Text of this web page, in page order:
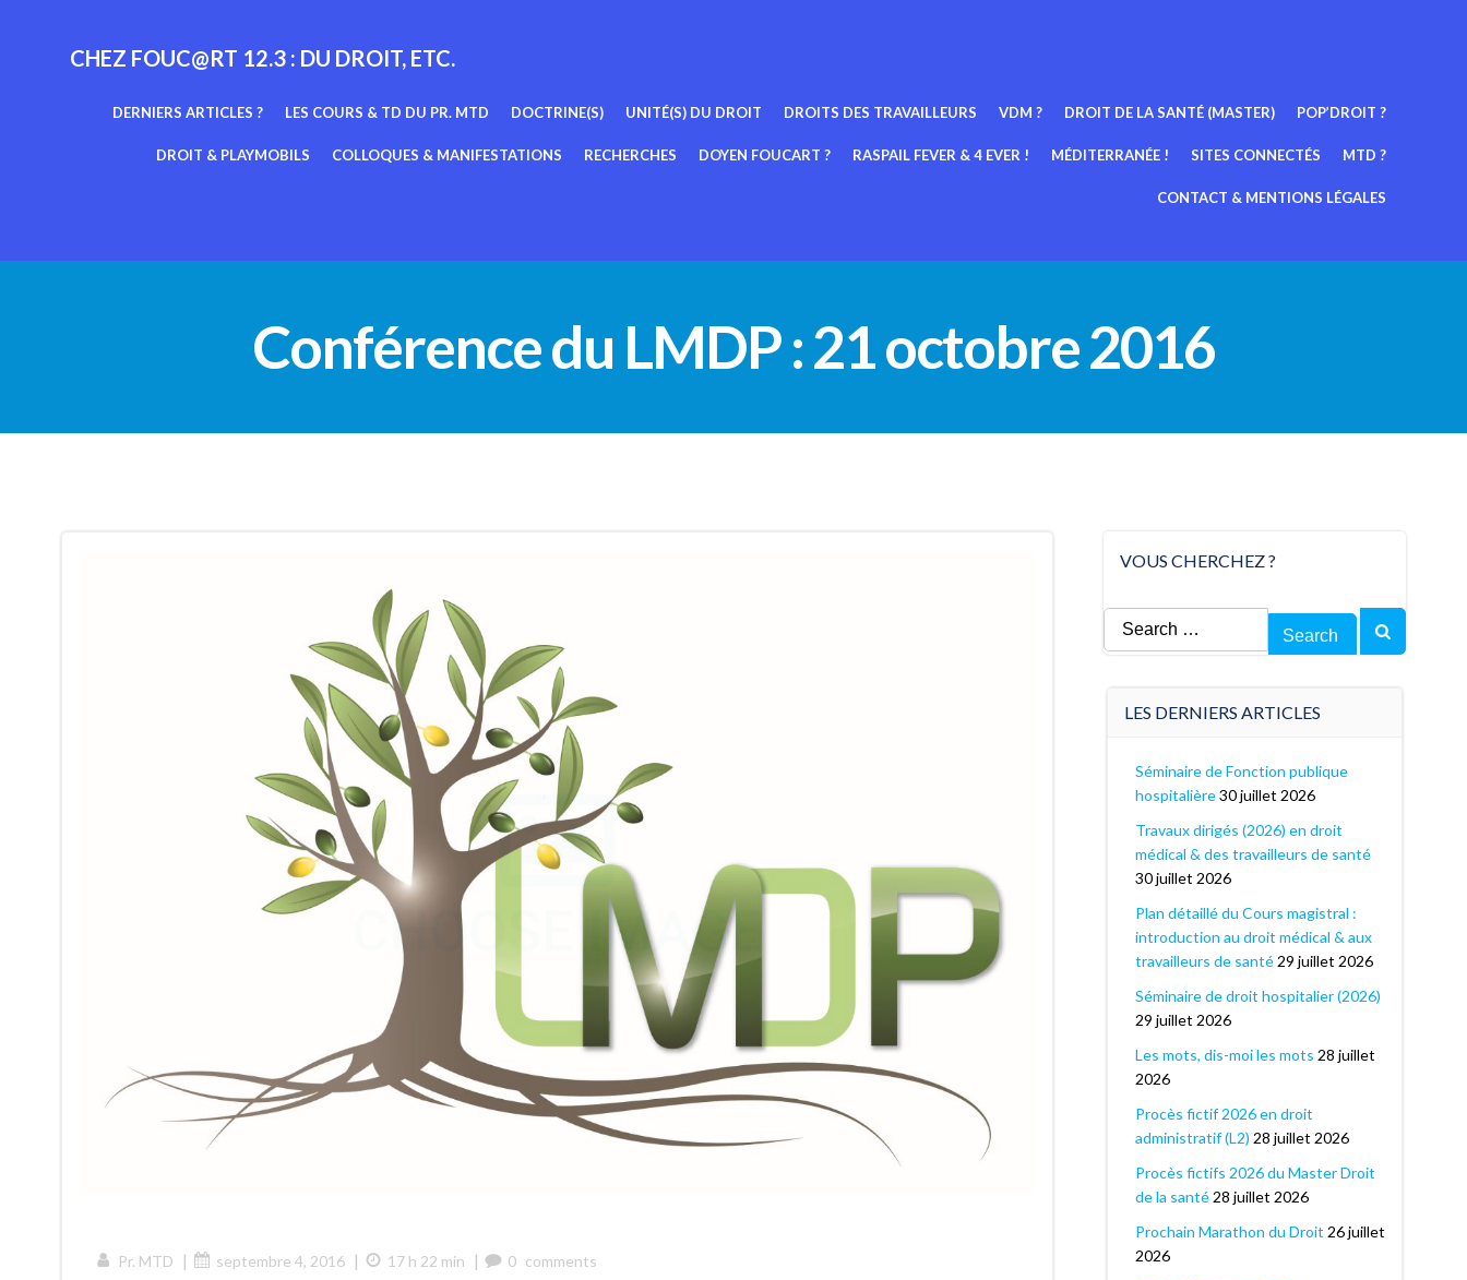
CHEZ FOUC@RT 12.3 : DU DROIT, ETC.
DERNIERS ARTICLES ? LES COURS & TD DU PR. MTD DOCTRINE(S) UNITÉ(S) DU DROIT DROITS DES TRAVAILLEURS VDM ? DROIT DE LA SANTÉ (MASTER) POP’DROIT ?
DROIT & PLAYMOBILS COLLOQUES & MANIFESTATIONS RECHERCHES DOYEN FOUCART ? RASPAIL FEVER & 4 EVER ! MÉDITERRANÉE ! SITES CONNECTÉS MTD ?
CONTACT & MENTIONS LÉGALES
Conférence du LMDP : 21 octobre 2016
Pr. MTD | septembre 4, 2016 | 17 h 22 min | 0 comments
VOUS CHERCHEZ ?
Search
for:
LES DERNIERS ARTICLES
Séminaire de Fonction publique
hospitalière 30 juillet 2026
Travaux dirigés (2026) en droit
médical & des travailleurs de santé
30 juillet 2026
Plan détaillé du Cours magistral :
introduction au droit médical & aux
travailleurs de santé 29 juillet 2026
Séminaire de droit hospitalier (2026)
29 juillet 2026
Les mots, dis-moi les mots 28 juillet
2026
Procès fictif 2026 en droit
administratif (L2) 28 juillet 2026
Procès fictifs 2026 du Master Droit
de la santé 28 juillet 2026
Prochain Marathon du Droit 26 juillet
2026